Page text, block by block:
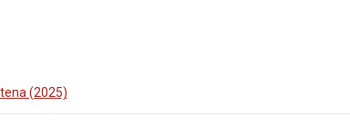
(2025)